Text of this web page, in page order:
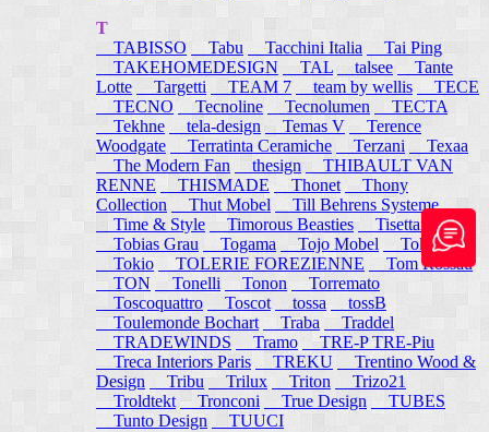
T
TABISSO
Tabu Tacchini Italia
Tai Ping
TAKEHOMEDESIGN
TAL talsee
Tante
Lotte
Targetti TEAM 7 team by wellis
TECE
TECNO
Tecnoline Tecnolumen
TECTA
Tekhne
tela-design Temas V
Terence
Woodgate
Terratinta Ceramiche Terzani
Texaa
The Modern Fan
thesign
THIBAULT VAN
RENNE
THISMADE Thonet
Thony
Collection
Thut Mobel
Till Behrens Systeme
Time & Style
Timorous Beasties
Tisettanta
Tobias Grau
Togama Tojo Mobel
Token
Tokio
TOLERIE FOREZIENNE
Tom Rossau
TON
Tonelli Tonon
Torremato
Toscoquattro
Toscot tossa
tossB
Toulemonde Bochart
Traba
Traddel
TRADEWINDS
Tramo
TRE-P TRE-Piu
Treca Interiors Paris
TREKU
Trentino Wood &
Design
Tribu Trilux Triton
Trizo21
Troldtekt Tronconi True Design
TUBES
Tunto Design
TUUCI